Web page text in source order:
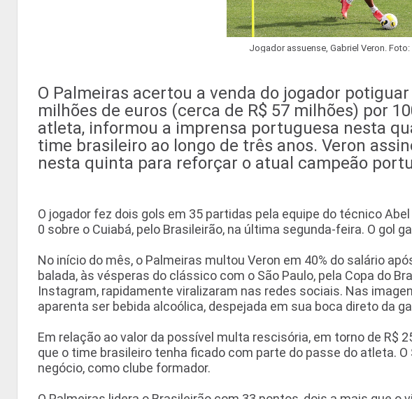
Jogador assuense, Gabriel Veron. Foto:
O Palmeiras acertou a venda do jogador
milhões de euros (cerca de R$ 57 milhões) por
atleta, informou a imprensa portuguesa nesta
time brasileiro ao longo de três anos. Veron
nesta quinta para reforçar o atual campeão
O jogador fez dois gols em 35 partidas pela equipe do técnico
0 sobre o Cuiabá, pelo Brasileirão, na última segunda-feira. O gol
No início do mês, o Palmeiras multou Veron em 40% do salário
balada, às vésperas do clássico com o São Paulo, pela Copa do
Instagram, rapidamente viralizaram nas redes sociais. Nas
aparenta ser bebida alcoólica, despejada em sua boca direto da
Em relação ao valor da possível multa rescisória, em torno de R$
que o time brasileiro tenha ficado com parte do passe do atleta.
negócio, como clube formador.